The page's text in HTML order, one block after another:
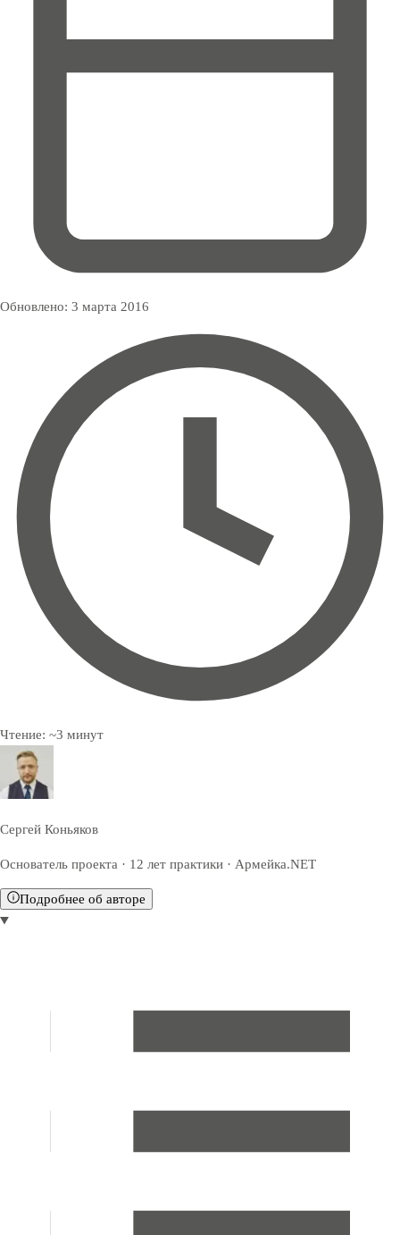
Обновлено: 3 марта 2016
Чтение: ~3 минут
Сергей Коньяков
Основатель проекта · 12 лет практики · Армейка.NET
Подробнее об авторе